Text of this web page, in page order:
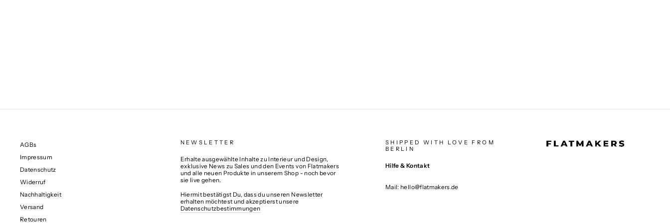
AGBs
Impressum
Datenschutz
Widerruf
Nachhaltigkeit
Versand
Retouren
NEWSLETTER
Erhalte ausgewählte Inhalte zu Interieur und Design,
exklusive News zu Sales und den Events von Flatmakers
und alle neuen Produkte in unserem Shop - noch bevor
sie live gehen.
Hiermit bestätigst Du, dass du unseren Newsletter
erhalten möchtest und akzeptierst unsere
Datenschutzbestimmungen
SHIPPED WITH LOVE FROM
BERLIN
Hilfe & Kontakt
Mail: hello@flatmakers.de